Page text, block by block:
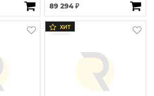
и комплектация по вашему
89 294 ₽
ХИТ